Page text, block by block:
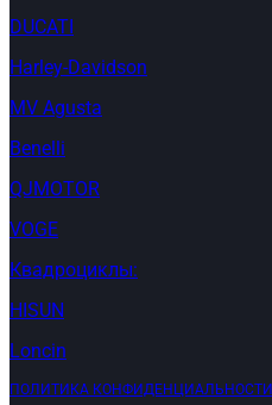
DUCATI
Harley-Davidson
MV Agusta
Benelli
QJMOTOR
VOGE
Квадроциклы:
HISUN
Loncin
ПОЛИТИКА КОНФИДЕНЦИАЛЬНОСТИ